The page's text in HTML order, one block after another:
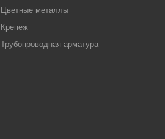
Цветные металлы
Крепеж
Трубопроводная арматура